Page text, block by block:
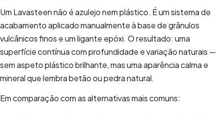
Um Lavasteen não é azulejo nem plástico. É um sistema de
acabamento aplicado manualmente à base de grânulos
vulcânicos finos e um ligante epóxi. O resultado: uma
superfície contínua com profundidade e variação naturais —
sem aspeto plástico brilhante, mas uma aparência calma e
mineral que lembra betão ou pedra natural.
Em comparação com as alternativas mais comuns: